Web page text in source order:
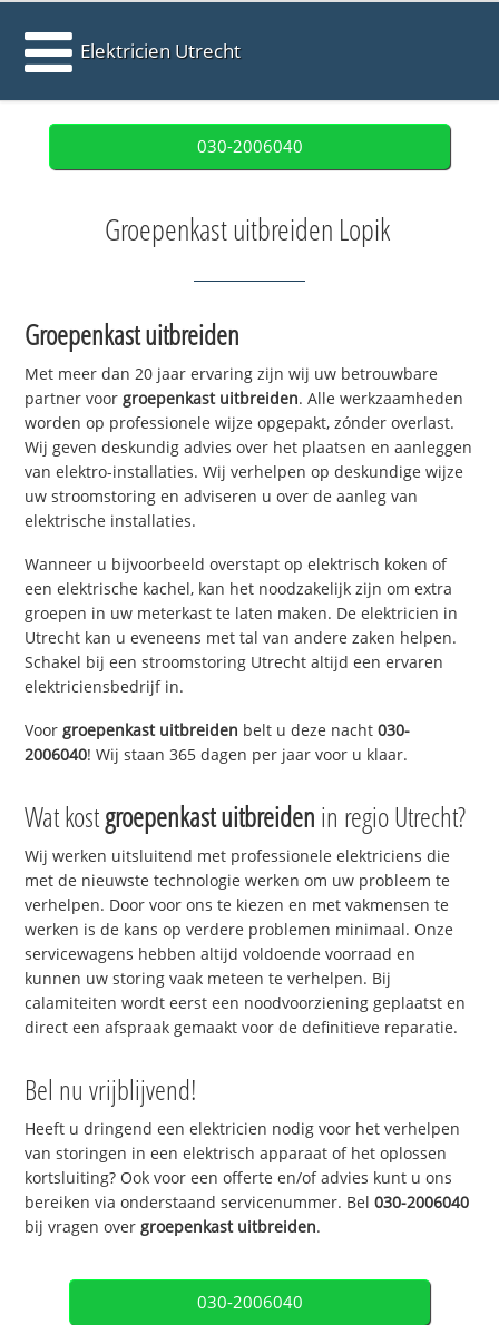
Elektricien Utrecht
030-2006040
Groepenkast uitbreiden Lopik
Groepenkast uitbreiden
Met meer dan 20 jaar ervaring zijn wij uw betrouwbare
partner voorgroepenkast uitbreiden. Alle werkzaamheden
worden op professionele wijze opgepakt, zónder overlast.
Wij geven deskundig advies over het plaatsen en aanleggen
van elektro-installaties. Wij verhelpen op deskundige wijze
uw stroomstoring en adviseren u over de aanleg van
elektrische installaties.
Wanneer u bijvoorbeeld overstapt op elektrisch koken of
een elektrische kachel, kan het noodzakelijk zijn om extra
groepen in uw meterkast te laten maken. De elektricien in
Utrecht kan u eveneens met tal van andere zaken helpen.
Schakel bij een stroomstoring Utrecht altijd een ervaren
elektriciensbedrijf in.
Voorgroepenkast uitbreiden belt u deze nacht030-
2006040! Wij staan 365 dagen per jaar voor u klaar.
Wat kostgroepenkast uitbreiden in regio Utrecht?
Wij werken uitsluitend met professionele elektriciens die
met de nieuwste technologie werken om uw probleem te
verhelpen. Door voor ons te kiezen en met vakmensen te
werken is de kans op verdere problemen minimaal. Onze
servicewagens hebben altijd voldoende voorraad en
kunnen uw storing vaak meteen te verhelpen. Bij
calamiteiten wordt eerst een noodvoorziening geplaatst en
direct een afspraak gemaakt voor de definitieve reparatie.
Bel nu vrijblijvend!
Heeft u dringend een elektricien nodig voor het verhelpen
van storingen in een elektrisch apparaat of het oplossen
kortsluiting? Ook voor een offerte en/of advies kunt u ons
bereiken via onderstaand servicenummer. Bel030-2006040
bij vragen over groepenkast uitbreiden.
030-2006040